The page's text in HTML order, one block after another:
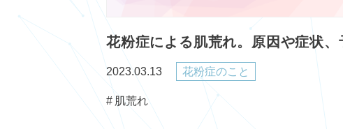
花粉症による肌荒れ。原因や症状
2023.03.13 花粉症のこと
肌荒れ